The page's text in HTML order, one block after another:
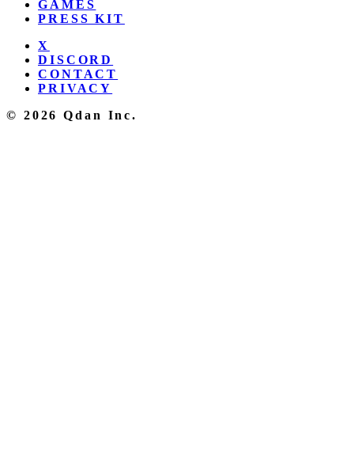
GAMES
PRESS KIT
X
DISCORD
CONTACT
PRIVACY
© 2026 Qdan Inc.